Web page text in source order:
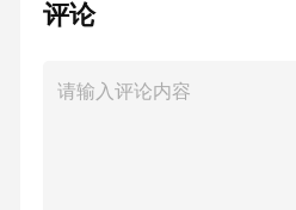
施工单位：XX建筑工程有
作业范围及内容1.动火作
评论